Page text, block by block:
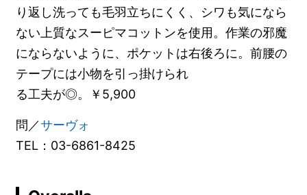
り返し洗っても毛羽立ちにくく、シワも気になら
ない上質なスーピマコットンを使用。作業の邪魔
にならないように、ポケットは右後ろに。前腰の
テープには小物を引っ掛けられ
る工夫が◎。￥5,900
問／サーヴォ
TEL：03-6861-8425